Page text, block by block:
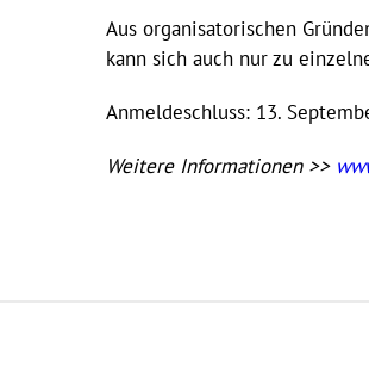
Aus organisatorischen
kann sich auch nur zu
Anmeldeschluss: 13.
Weitere Informationen >>